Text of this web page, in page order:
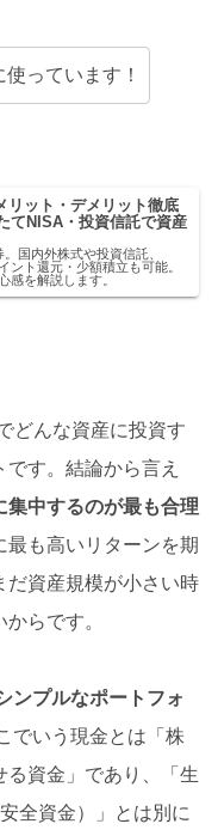
っています！
リット・デメリット徹底
てNISA・投資信託で資産
国内外株式や投資信託、
ント還元・少額積立も可能。
感を解説します。
どんな資産に投資す
す。結論から言え
集中するのが最も合理
も高いリターンを期
だ資産規模が小さい時
らです。
ンプルなポートフォ
でいう現金とは「株
資金」であり、「生
全資金）」とは別に